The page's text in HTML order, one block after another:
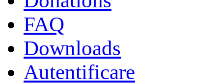
FAQ
Downloads
Autentificare